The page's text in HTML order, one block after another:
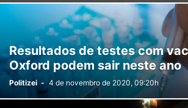
Resultados de testes com
Oxford podem sair neste ano
Politizei - 4 de novembro de 2020, 09:20h